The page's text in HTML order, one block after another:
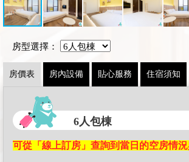
房型選擇：
房價表 房內設備 貼心服務 住宿須知
6人包棟
可從「線上訂房」查詢到當日的空房情